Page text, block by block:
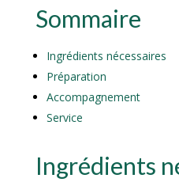
Sommaire
Ingrédients nécessaires
Préparation
Accompagnement
Service
Ingrédients